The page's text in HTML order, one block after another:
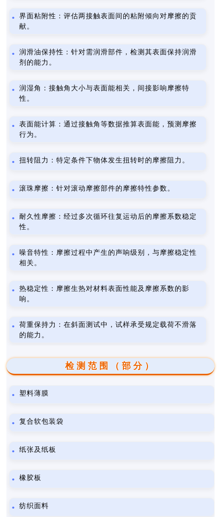
界面粘附性：评估两接触表面间的粘附倾向对摩擦的贡
献。
润滑油保持性：针对需润滑部件，检测其表面保持润滑
剂的能力。
润湿角：接触角大小与表面能相关，间接影响摩擦特
性。
表面能计算：通过接触角等数据推算表面能，预测摩擦
行为。
扭转阻力：特定条件下物体发生扭转时的摩擦阻力。
滚珠摩擦：针对滚动摩擦部件的摩擦特性参数。
耐久性摩擦：经过多次循环往复运动后的摩擦系数稳定
性。
噪音特性：摩擦过程中产生的声响级别，与摩擦稳定性
相关。
热稳定性：摩擦生热对材料表面性能及摩擦系数的影
响。
荷重保持力：在斜面测试中，试样承受规定载荷不滑落
的能力。
检测范围（部分）
塑料薄膜
复合软包装袋
纸张及纸板
橡胶板
纺织面料